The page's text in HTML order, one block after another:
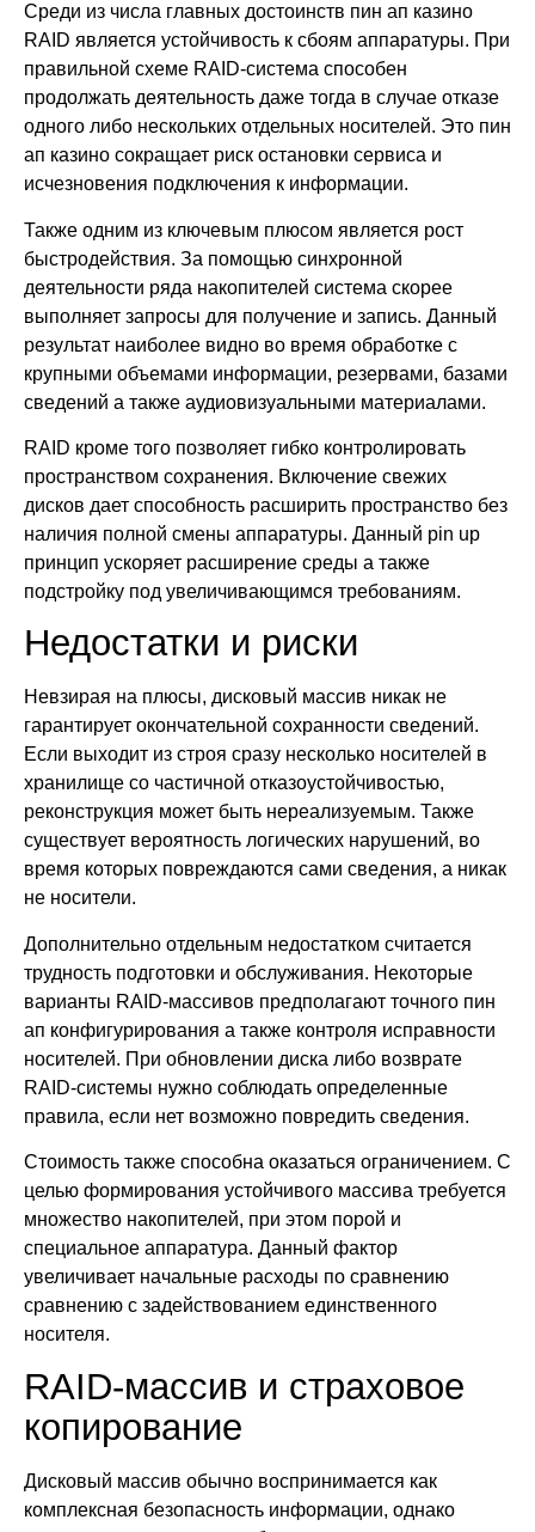
Среди из числа главных достоинств пин ап казино
RAID является устойчивость к сбоям аппаратуры. При
правильной схеме RAID-система способен
продолжать деятельность даже тогда в случае отказе
одного либо нескольких отдельных носителей. Это пин
ап казино сокращает риск остановки сервиса и
исчезновения подключения к информации.
Также одним из ключевым плюсом является рост
быстродействия. За помощью синхронной
деятельности ряда накопителей система скорее
выполняет запросы для получение и запись. Данный
результат наиболее видно во время обработке с
крупными объемами информации, резервами, базами
сведений а также аудиовизуальными материалами.
RAID кроме того позволяет гибко контролировать
пространством сохранения. Включение свежих
дисков дает способность расширить пространство без
наличия полной смены аппаратуры. Данный pin up
принцип ускоряет расширение среды а также
подстройку под увеличивающимся требованиям.
Недостатки и риски
Невзирая на плюсы, дисковый массив никак не
гарантирует окончательной сохранности сведений.
Если выходит из строя сразу несколько носителей в
хранилище со частичной отказоустойчивостью,
реконструкция может быть нереализуемым. Также
существует вероятность логических нарушений, во
время которых повреждаются сами сведения, а никак
не носители.
Дополнительно отдельным недостатком считается
трудность подготовки и обслуживания. Некоторые
варианты RAID-массивов предполагают точного пин
ап конфигурирования а также контроля исправности
носителей. При обновлении диска либо возврате
RAID-системы нужно соблюдать определенные
правила, если нет возможно повредить сведения.
Стоимость также способна оказаться ограничением. С
целью формирования устойчивого массива требуется
множество накопителей, при этом порой и
специальное аппаратура. Данный фактор
увеличивает начальные расходы по сравнению
сравнению с задействованием единственного
носителя.
RAID-массив и страховое
копирование
Дисковый массив обычно воспринимается как
комплексная безопасность информации, однако